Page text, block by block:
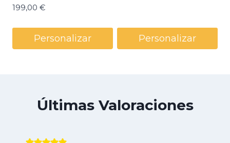
199,00 €
Personalizar Personalizar
Últimas Valoraciones